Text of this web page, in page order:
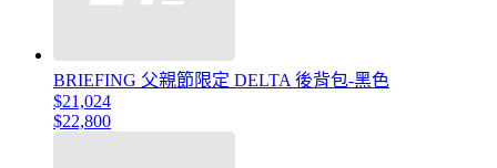
BRIEFING 父親節限定 DELTA 後背包-黑色
$21,024
$22,800